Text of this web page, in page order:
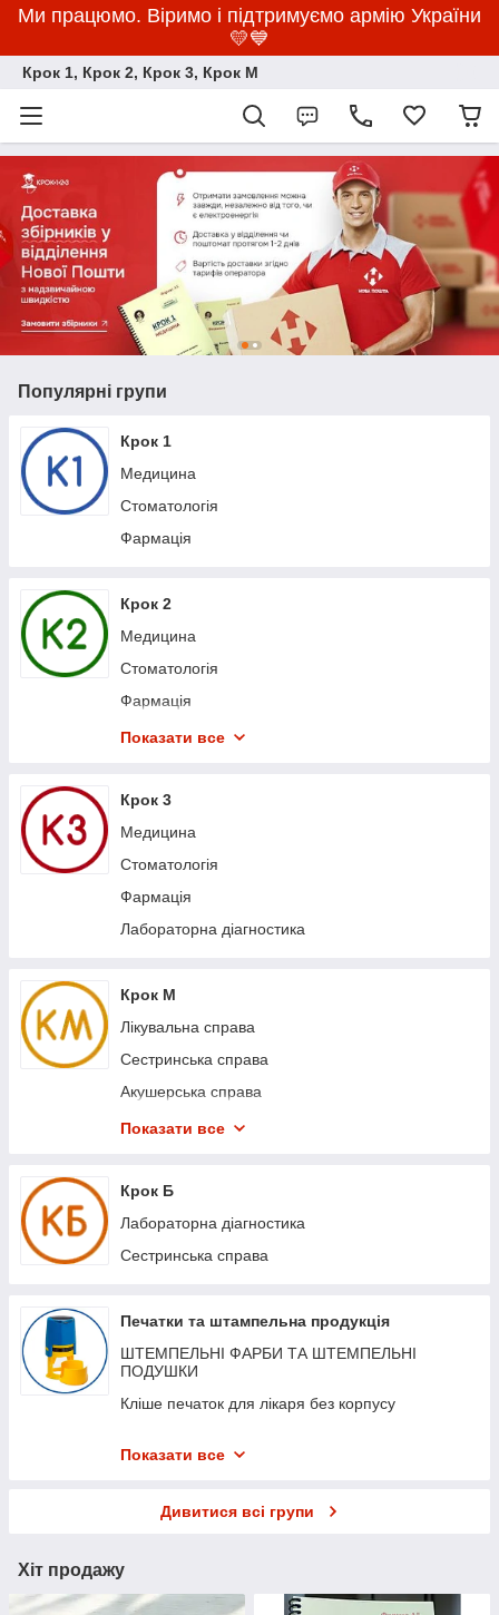
Ми працюмо. Віримо і підтримуємо армію України
💛💙
Крок 1, Крок 2, Крок 3, Крок M
Популярні групи
Крок 1
Медицина
Стоматологія
Фармація
Крок 2
Медицина
Стоматологія
Фармація
Клінічна фармація
Лабораторна діагностика
Медична психологія
Показати все
Крок 3
Медицина
Стоматологія
Фармація
Лабораторна діагностика
Крок М
Лікувальна справа
Сестринська справа
Акушерська справа
Медико-профілактична справа
Показати все
Крок Б
Лабораторна діагностика
Сестринська справа
Печатки та штампельна продукція
ШТЕМПЕЛЬНІ ФАРБИ ТА ШТЕМПЕЛЬНІ
ПОДУШКИ
Кліше печаток для лікаря без корпусу
написами)
Виготовлення печаток
Показати все
Дивитися всі групи
Хіт продажу